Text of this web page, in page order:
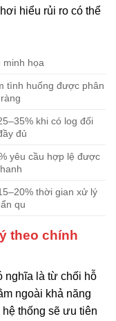
hiểu rủi ro có thể
minh họa
tình huống được phân
khi có log đối
đủ
yêu cầu hợp lệ được
thời gian xử lý
qu
theo chính
nghĩa là từ chối hỗ
ngoài khả năng
thống sẽ ưu tiên